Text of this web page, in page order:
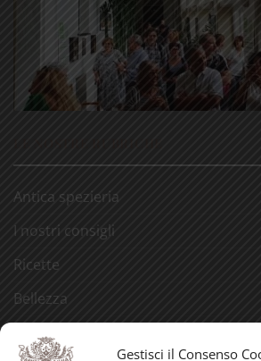
Gestisci il Consenso
Antica spezieria
I nostri consigli
Ricette
Bellezza
Aforismi